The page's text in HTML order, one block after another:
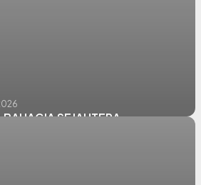
BAHAGIA SEJAHTERA